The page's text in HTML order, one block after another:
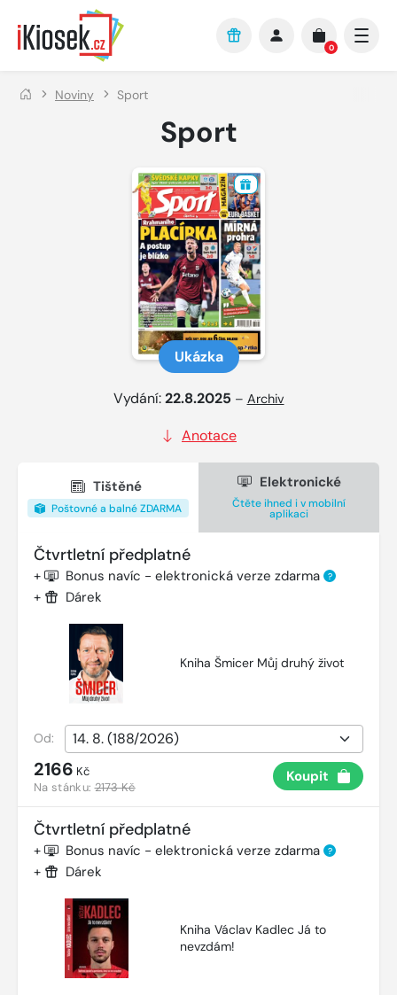
Přejít na hlavní obsah
0
Noviny Sport
Sport
Ukázka
Vydání:22.8.2025 – Archiv
Anotace
Tištěné
Poštovné a balné ZDARMA
Elektronické
Čtěte ihned i v mobilní
aplikaci
Čtvrtletní předplatné
+ Bonus navíc - elektronická verze zdarma ?
+ Dárek
Kniha Šmicer Můj druhý život
Od:
2166 Kč
Na stánku:2173 Kč
Koupit
Čtvrtletní předplatné
+ Bonus navíc - elektronická verze zdarma ?
+ Dárek
Kniha Václav Kadlec Já to
nevzdám!